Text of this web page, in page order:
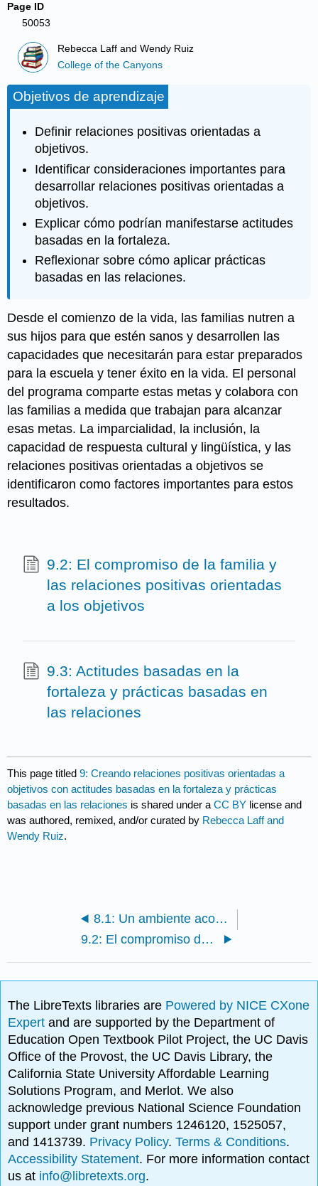
Page ID
50053
Rebecca Laff and Wendy Ruiz
College of the Canyons
Objetivos de aprendizaje
Definir relaciones positivas orientadas a
objetivos.
Identificar consideraciones importantes para
desarrollar relaciones positivas orientadas a
objetivos.
Explicar cómo podrían manifestarse actitudes
basadas en la fortaleza.
Reflexionar sobre cómo aplicar prácticas
basadas en las relaciones.
Desde el comienzo de la vida, las familias nutren a
sus hijos para que estén sanos y desarrollen las
capacidades que necesitarán para estar preparados
para la escuela y tener éxito en la vida. El personal
del programa comparte estas metas y colabora con
las familias a medida que trabajan para alcanzar
esas metas. La imparcialidad, la inclusión, la
capacidad de respuesta cultural y lingüística, y las
relaciones positivas orientadas a objetivos se
identificaron como factores importantes para estos
resultados.
9.2: El compromiso de la familia y
las relaciones positivas orientadas
a los objetivos
9.3: Actitudes basadas en la
fortaleza y prácticas basadas en
las relaciones
This page titled9: Creando relaciones positivas orientadas a
objetivos con actitudes basadas en la fortaleza y prácticas
basadas en las relaciones is shared under aCC BY license and
was authored, remixed, and/or curated by Rebecca Laff and
Wendy Ruiz.
8.1: Un ambiente acogedor
9.2: El compromiso de la familia y las relaciones positivas orientadas a los objetivos
The LibreTexts libraries are Powered by NICE CXone
Expertand are supported by the Department of
Education Open Textbook Pilot Project, the UC Davis
Office of the Provost, the UC Davis Library, the
California State University Affordable Learning
Solutions Program, and Merlot. We also
acknowledge previous National Science Foundation
support under grant numbers 1246120, 1525057,
and 1413739. Privacy Policy.Terms & Conditions.
Accessibility Statement. For more information contact
us at info@libretexts.org.